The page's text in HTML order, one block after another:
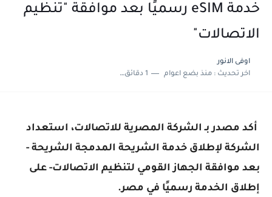
خدمة eSIM رسميًا بعد موافقة "تنظيم
الاتصالات"
اوفى الانور
اخر تحديث :منذ بضع اعوام 1 دقائق للقراءة
أكد مصدر بـ الشركة المصرية للاتصالات، استعداد
الشركة لإطلاق خدمة الشريحة المدمجة الشريحة -
بعد موافقة الجهاز القومي لتنظيم الاتصالات- على
إطلاق الخدمة رسميًا في مصر.